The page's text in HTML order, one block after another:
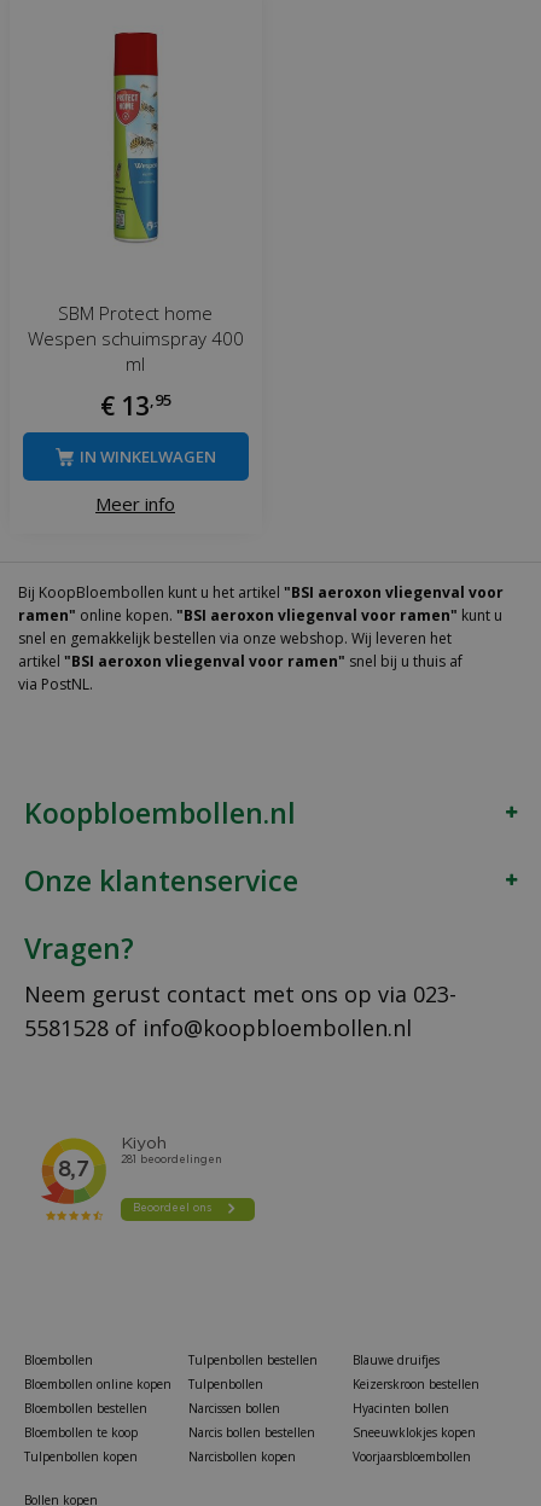
SBM Protect home
Wespen schuimspray 400
ml
€ 13,95
Meer info
IN WINKELWAGEN
Bij KoopBloembollen kunt u het artikel "BSI aeroxon vliegenval voor
ramen" online kopen. "BSI aeroxon vliegenval voor ramen" kunt u
snel en gemakkelijk bestellen via onze webshop. Wij leveren het
artikel "BSI aeroxon vliegenval voor ramen" snel bij u thuis af
via PostNL.
Koopbloembollen.nl
Onze klantenservice
Vragen?
Neem gerust contact met ons op via 023-
5581528 of info@koopbloembollen.nl
Bloembollen
Bloembollen online kopen
Bloembollen bestellen
Bloembollen te koop
Tulpenbollen kopen
Tulpenbollen bestellen
Tulpenbollen
Narcissen bollen
Narcis bollen bestellen
Narcisbollen kopen
Blauwe druifjes
Keizerskroon bestellen
Hyacinten bollen
Sneeuwklokjes kopen
Voorjaarsbloembollen
Bollen kopen